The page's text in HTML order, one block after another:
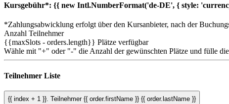
Kursgebühr*: {{ new Intl.NumberFormat('de-DE', { style:
*Zahlungsabwicklung erfolgt über den Kursanbieter, nach der
Anzahl Teilnehmer
{{maxSlots - orders.length}} Plätze verfügbar
Wähle mit "+" oder "-" die Anzahl der gewünschten Plätze und fülle die
Teilnehmer Liste
{{ index + 1 }}. Teilnehmer {{ order.firstName }} {{ order.lastName }}